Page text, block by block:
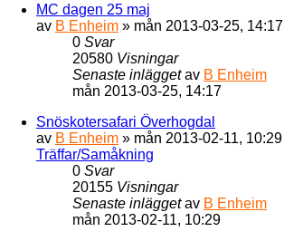
MC dagen 25 maj
av B Enheim » mån 2013-03-25, 14:17
0 Svar
20580 Visningar
Senaste inläggetav B Enheim
mån 2013-03-25, 14:17
Snöskotersafari Överhogdal
av B Enheim » mån 2013-02-11, 10:29
Träffar/Samåkning
0 Svar
20155 Visningar
Senaste inläggetav B Enheim
mån 2013-02-11, 10:29